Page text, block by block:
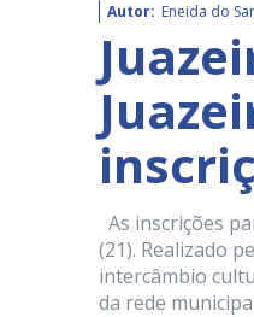
Autor: Eneida do
As inscrições
(21). Realizado
intercâmbio
da rede